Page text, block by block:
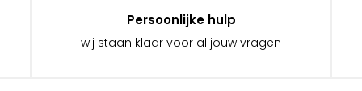
Persoonlijke hulp
wij staan klaar voor al jouw vragen